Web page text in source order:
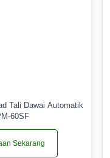
Tali Dawai Automatik
60SF
Sekarang